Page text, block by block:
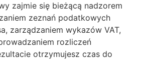
zajmie się bieżącą nadzorem
zeznań podatkowych
zarządzaniem wykazów VAT,
rozliczeń
otrzymujesz czas do